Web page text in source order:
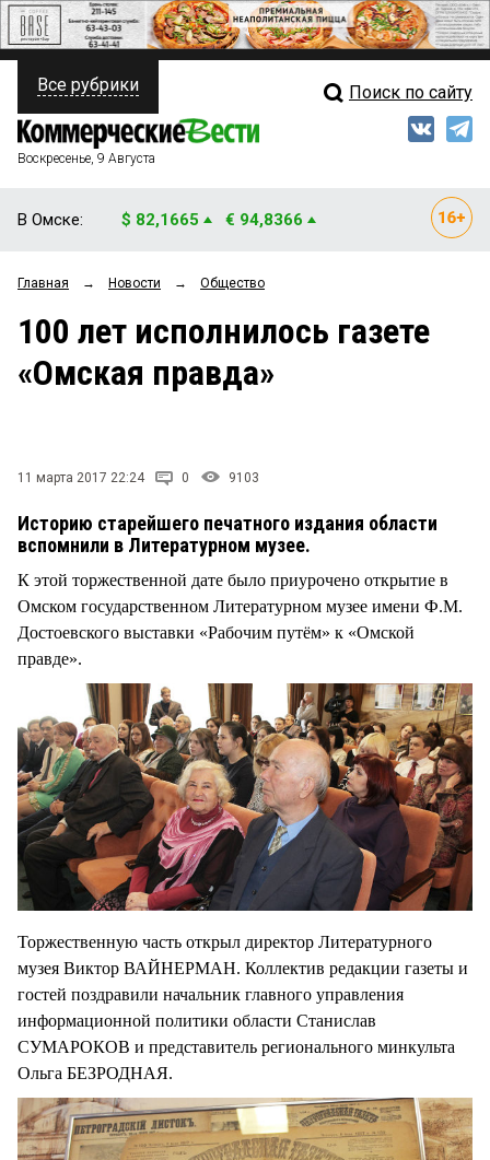
ПОЛИТИКА
ФИНАНСЫ
ОБЩЕСТВО
ЗАКОН
НОВОСТИ КОМПАНИЙ
СТИЛЬ ЖИЗНИ
Свежий выпуск
Рейтинги
Все рубрики Поиск по сайту
Воскресенье, 9 Августа
В Омске: $ 82,1665 € 94,8366
Главная → Новости → Общество
100 лет исполнилось газете
«Омская правда»
11 марта 2017 22:24 0 9103
Историю старейшего печатного издания области
вспомнили в Литературном музее.
К этой торжественной дате было приурочено открытие в
Омском государственном Литературном музее имени Ф.М.
Достоевского выставки «Рабочим путём» к «Омской
правде».
Торжественную часть открыл директор Литературного
музея Виктор ВАЙНЕРМАН. Коллектив редакции газеты и
гостей поздравили начальник главного управления
информационной политики области Станислав
СУМАРОКОВ и представитель регионального минкульта
Ольга БЕЗРОДНАЯ.